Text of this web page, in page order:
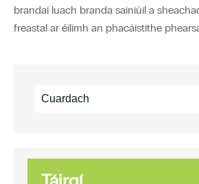
brandaí luach branda sainiúil a
freastal ar éilimh an phacáistithe